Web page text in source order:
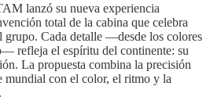
lanzó su nueva experiencia
total de la cabina que celebra
grupo. Cada detalle —desde los colores
refleja el espíritu del continente: su
La propuesta combina la precisión
mundial con el color, el ritmo y la